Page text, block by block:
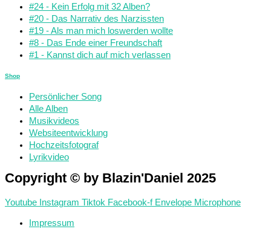
#24 - Kein Erfolg mit 32 Alben?
#20 - Das Narrativ des Narzissten
#19 - Als man mich loswerden wollte
#8 - Das Ende einer Freundschaft
#1 - Kannst dich auf mich verlassen
Shop
Persönlicher Song
Alle Alben
Musikvideos
Websiteentwicklung
Hochzeitsfotograf
Lyrikvideo
Copyright © by Blazin'Daniel 2025
Youtube Instagram Tiktok Facebook-f Envelope Microphone
Impressum